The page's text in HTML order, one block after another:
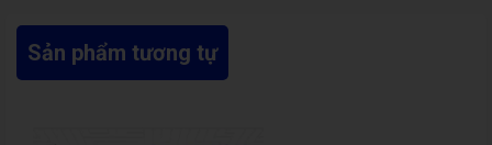
Sản phẩm tương tự